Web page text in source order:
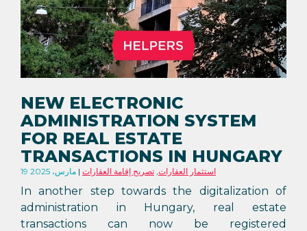
NEW ELECTRONIC
ADMINISTRATION SYSTEM
FOR REAL ESTATE
TRANSACTIONS IN HUNGARY
19 مارس، 2025 استثمار العقارات, تصريح إقامة العقارات
In another step towards the digitalization of
administration in Hungary, real estate
transactions can now be registered